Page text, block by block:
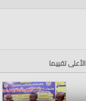
الأعلى تقييما